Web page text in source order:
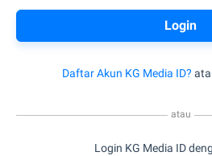
Daftar Akun KG Media ID?
atau
Login KG Media ID